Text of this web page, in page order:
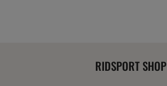
RIDSPORT SHOP